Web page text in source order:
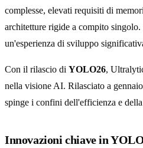
complesse, elevati requisiti di
architetture rigide a compito
un'esperienza di sviluppo
Con il rilascio di YOLO26,
nella visione AI. Rilasciato a
spinge i confini dell'efficienza e
Innovazioni chiave in